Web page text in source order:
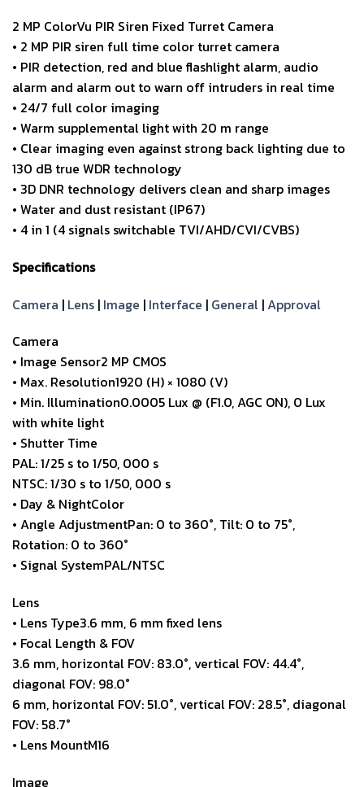
2 MP ColorVu PIR Siren Fixed Turret Camera
• 2 MP PIR siren full time color turret camera
• PIR detection, red and blue flashlight alarm, audio
alarm and alarm out to warn off intruders in real time
• 24/7 full color imaging
• Warm supplemental light with 20 m range
• Clear imaging even against strong back lighting due to
130 dB true WDR technology
• 3D DNR technology delivers clean and sharp images
• Water and dust resistant (IP67)
• 4 in 1 (4 signals switchable TVI/AHD/CVI/CVBS)
Specifications
Camera | Lens | Image | Interface | General |Approval
Camera
• Image Sensor2 MP CMOS
• Max. Resolution1920 (H) × 1080 (V)
• Min. Illumination0.0005 Lux @ (F1.0, AGC ON), 0 Lux
with white light
• Shutter Time
PAL: 1/25 s to 1/50, 000 s
NTSC: 1/30 s to 1/50, 000 s
• Day & NightColor
• Angle AdjustmentPan: 0 to 360°, Tilt: 0 to 75°,
Rotation: 0 to 360°
• Signal SystemPAL/NTSC
Lens
• Lens Type3.6 mm, 6 mm fixed lens
• Focal Length & FOV
3.6 mm, horizontal FOV: 83.0°, vertical FOV: 44.4°,
diagonal FOV: 98.0°
6 mm, horizontal FOV: 51.0°, vertical FOV: 28.5°, diagonal
FOV: 58.7°
• Lens MountM16
Image